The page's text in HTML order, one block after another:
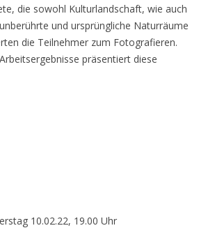
die sowohl Kulturlandschaft, wie auch
und ursprüngliche Naturräume
die Teilnehmer zum Fotografieren.
präsentiert diese
10.02.22, 19.00 Uhr